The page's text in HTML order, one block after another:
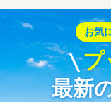
お気
プ
最新